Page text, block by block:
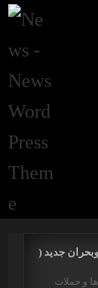
جدید (
و حملات